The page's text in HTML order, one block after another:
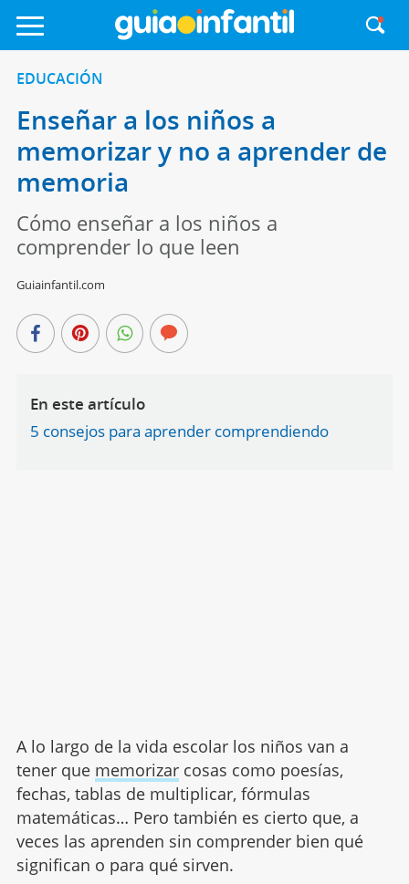
EDUCACIÓN
Enseñar a los niños a
memorizar y no a aprender de
memoria
Cómo enseñar a los niños a
comprender lo que leen
Guiainfantil.com
En este artículo
5 consejos para aprender comprendiendo
A lo largo de la vida escolar los niños van a
tener que memorizarcosas como poesías,
fechas, tablas de multiplicar, fórmulas
matemáticas… Pero también es cierto que, a
veces las aprenden sin comprender bien qué
significan o para qué sirven.